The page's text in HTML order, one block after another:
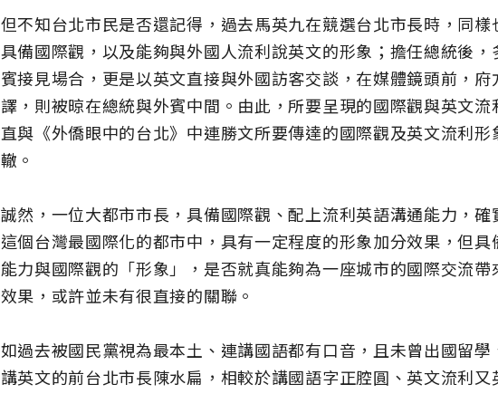
但不知台北市民是否還記得，過去馬英九在競選台北市長時，同樣
具備國際觀，以及能夠與外國人流利說英文的形象；擔任總統後，
賓接見場合，更是以英文直接與外國訪客交談，在媒體鏡頭前，府
譯，則被晾在總統與外賓中間。由此，所要呈現的國際觀與英文流
直與《外僑眼中的台北》中連勝文所要傳達的國際觀及英文流利形
轍。
誠然，一位大都市市長，具備國際觀、配上流利英語溝通能力，確
這個台灣最國際化的都市中，具有一定程度的形象加分效果，但具
能力與國際觀的「形象」，是否就真能夠為一座城市的國際交流帶
效果，或許並未有很直接的關聯。
如過去被國民黨視為最本土、連講國語都有口音，且未曾出國留學
講英文的前台北市長陳水扁，相較於講國語字正腔圓、英文流利又